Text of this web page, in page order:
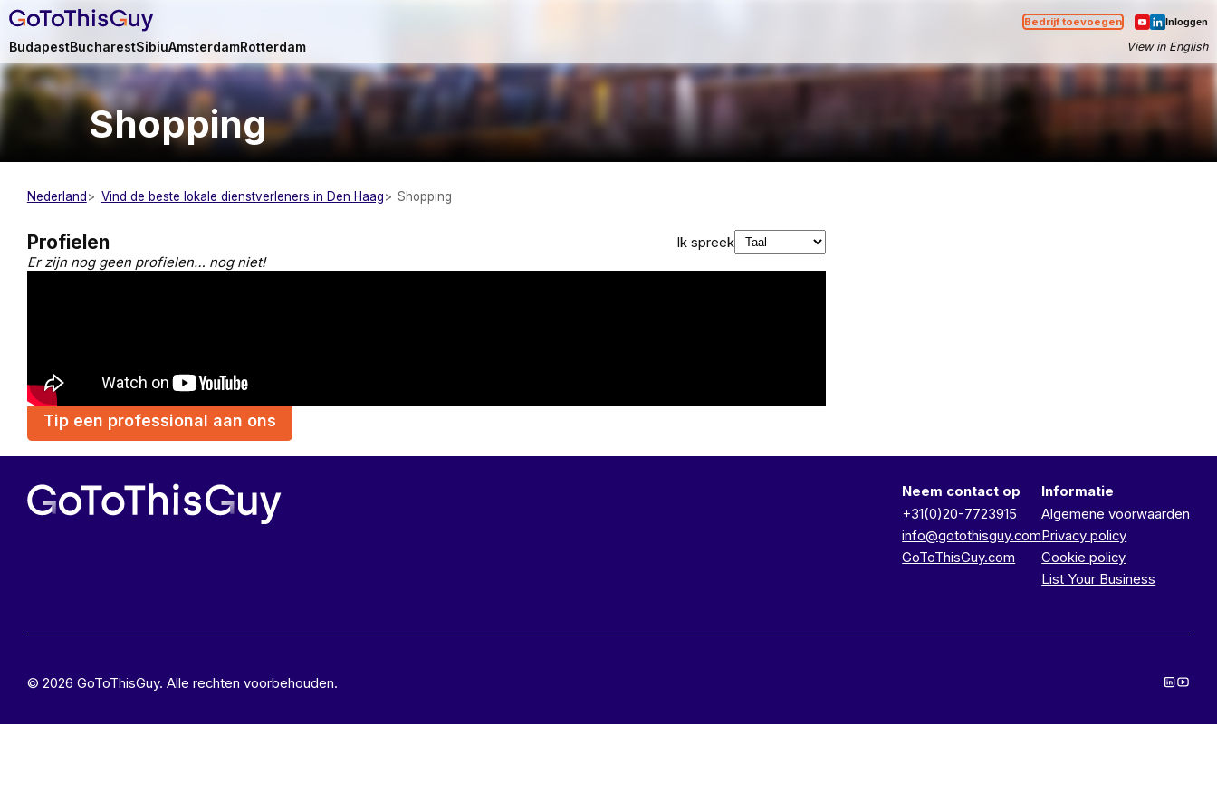
Bedrijf toevoegen Inloggen
BudapestBucharestSibiuAmsterdamRotterdam View in English
Shopping
Nederland Vind de beste lokale dienstverleners in Den Haag Shopping
Profielen
Ik spreek
Er zijn nog geen profielen… nog niet!
Tip een professional aan ons
Neem contact op
+31(0)20-7723915
info@gotothisguy.com
GoToThisGuy.com
Informatie
Algemene voorwaarden
Privacy policy
Cookie policy
List Your Business
© 2026 GoToThisGuy. Alle rechten voorbehouden.